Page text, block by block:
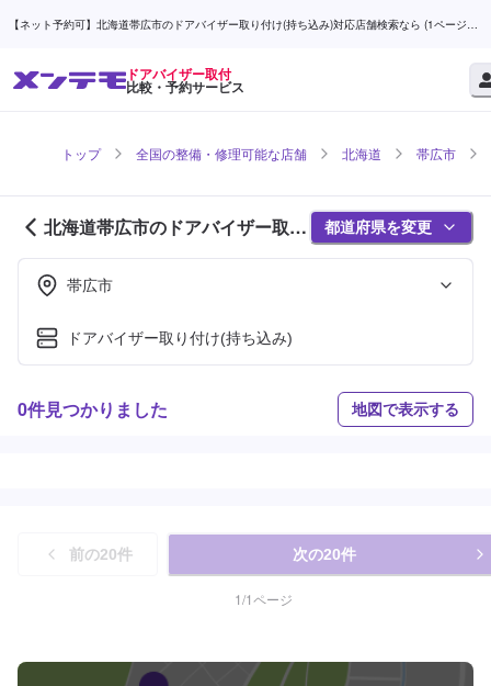
【ネット予約可】北海道帯広市のドアバイザー取り付け(持ち込み)対応店舗検索なら (1ページ目)
ドアバイザー取付
比較・予約サービス
トップ 全国の整備・修理可能な店舗 北海道 帯広市
北海道帯広市のドアバイザー取付
対応店舗紹介 (1ページ目)
都道府県を変更
帯広市
ドアバイザー取り付け(持ち込み)
0件見つかりました 地図で表示する
前の20件 次の20件
1/1ページ